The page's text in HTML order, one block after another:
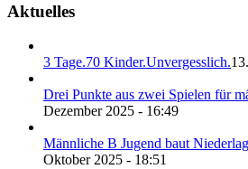
Aktuelles
3 Tage.70 Kinder.Unvergesslich.
Drei Punkte aus zwei Spielen für
Dezember 2025 - 16:49
Männliche B Jugend baut
Oktober 2025 - 18:51